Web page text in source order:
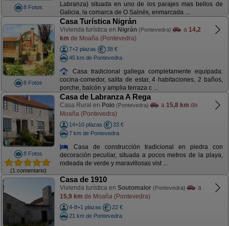
8 Fotos
Labranza) situada en uno de los parajes mas bellos de
Galicia, la comarca de O Salnés, enmarcada ...
8 Fotos
Casa Turística Nigrán
Vivienda turística en Nigrán (Pontevedra) a 14,2
km de Moaña (Pontevedra)
7+2 plazas
38 €
45 km de Pontevedra
Casa tradicional gallega completamente equipada:
cocina-comedor, salita de estar, 4 habitaciones, 2 baños,
porche, balcón y amplia terraza c ...
8 Fotos
(1 comentario)
Casa de Labranza A Rega
Casa Rural en Poio (Pontevedra) a 15,8 km de
Moaña (Pontevedra)
14+10 plazas
33 €
7 km de Pontevedra
Casa de construcción tradicional en piedra con
decoración peculiar, situada a pocos metros de la playa,
rodeada de verde y maravillosas vist ...
Casa de 1910
Vivienda turística en Soutomaior (Pontevedra)
a
15,9 km de Moaña (Pontevedra)
4-8+1 plazas
22 €
21 km de Pontevedra